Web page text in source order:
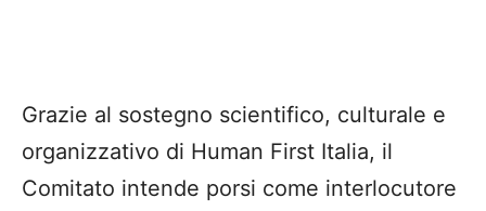
Grazie al sostegno scientifico, culturale e
organizzativo di Human First Italia, il
Comitato intende porsi come interlocutore